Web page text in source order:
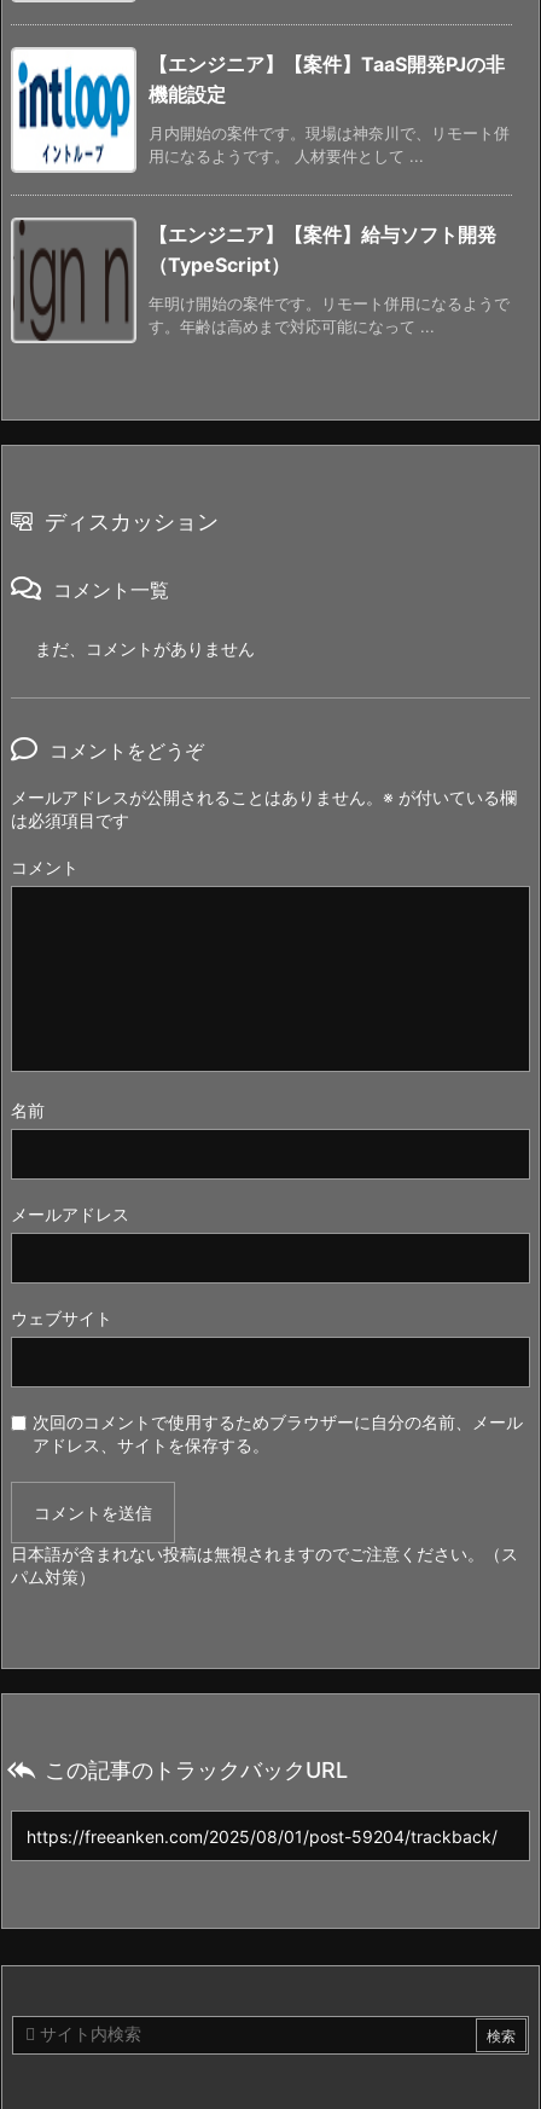
【エンジニア】【案件】TaaS開発PJの非
機能設定
月内開始の案件です。現場は神奈川で、リモート併
用になるようです。 人材要件として ...
【エンジニア】【案件】給与ソフト開発
（TypeScript）
年明け開始の案件です。リモート併用になるようで
す。年齢は高めまで対応可能になって ...
ディスカッション
コメント一覧
まだ、コメントがありません
コメントをどうぞ
メールアドレスが公開されることはありません。 ※ が付いている欄
は必須項目です
コメント
名前
メールアドレス
ウェブサイト
次回のコメントで使用するためブラウザーに自分の名前、メール
アドレス、サイトを保存する。
日本語が含まれない投稿は無視されますのでご注意ください。（ス
パム対策）
 この記事のトラックバックURL